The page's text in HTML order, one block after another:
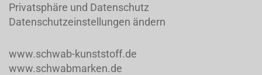
Privatsphäre und Datenschutz
Datenschutzeinstellungen ändern
www.schwab-kunststoff.de
www.schwabmarken.de